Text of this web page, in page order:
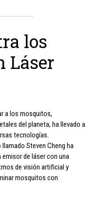
los
Láser
a los mosquitos,
del planeta, ha llevado a
tecnologías.
Steven Cheng ha
de láser con una
de visión artificial y
mosquitos con